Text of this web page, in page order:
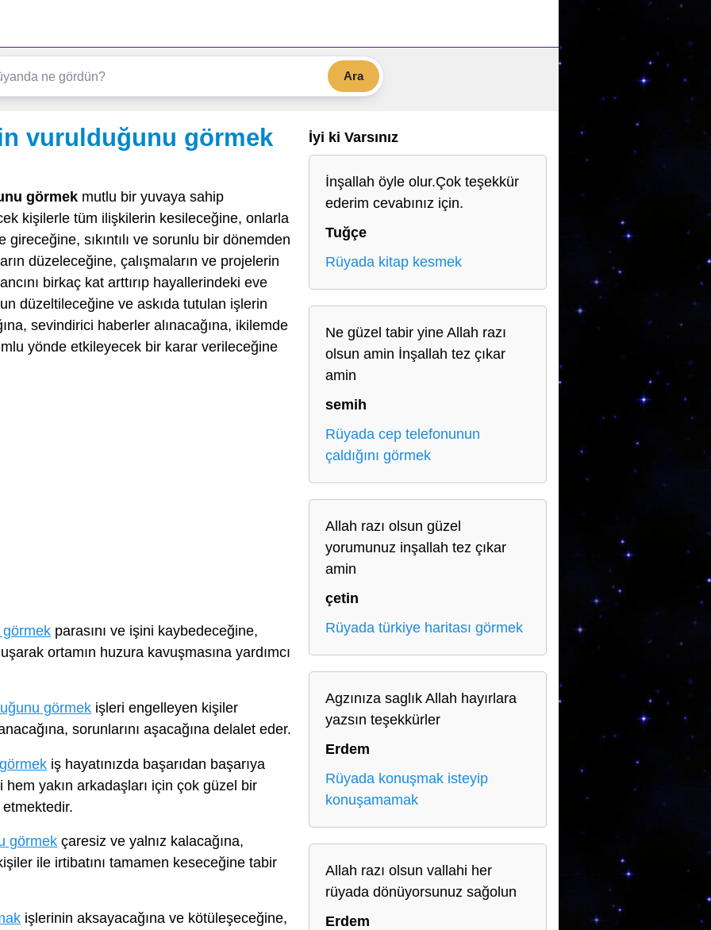
Ara
vurulduğunu görmek
görmek mutlu bir yuvaya sahip
kişilerle tüm ilişkilerin kesileceğine, onlarla
sıkıntılı ve sorunlu bir dönemden
düzeleceğine, çalışmaların ve projelerin
birkaç kat arttırıp hayallerindeki eve
düzeltileceğine ve askıda tutulan işlerin
sevindirici haberler alınacağına, ikilemde
yönde etkileyecek bir karar verileceğine
parasını ve işini kaybedeceğine,
ortamın huzura kavuşmasına yardımcı
görmek işleri engelleyen kişiler
sorunlarını aşacağına delalet eder.
iş hayatınızda başarıdan başarıya
hem yakın arkadaşları için çok güzel bir
görmek çaresiz ve yalnız kalacağına,
ile irtibatını tamamen keseceğine tabir
işlerinin aksayacağına ve kötüleşeceğine,
İyi ki Varsınız
İnşallah öyle olur.Çok teşekkür
ederim cevabınız için.
Tuğçe
Rüyada kitap kesmek
Ne güzel tabir yine Allah razı
olsun amin İnşallah tez çıkar
amin
semih
Rüyada cep telefonunun
çaldığını görmek
Allah razı olsun güzel
yorumunuz inşallah tez çıkar
amin
çetin
Rüyada türkiye haritası görmek
Agzınıza saglık Allah hayırlara
yazsın teşekkürler
Erdem
Rüyada konuşmak isteyip
konuşamamak
Allah razı olsun vallahi her
rüyada dönüyorsunuz sağolun
Erdem